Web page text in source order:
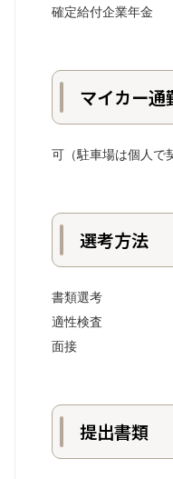
確定給付企業年金
マイカー通
可（駐車場は個人で
選考方法
書類選考
適性検査
面接
提出書類